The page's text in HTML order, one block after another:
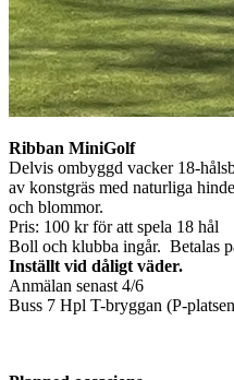
Ribban MiniGolf
Delvis ombyggd vacker 18-
av konstgräs med naturliga
och blommor.
Pris: 100 kr för att spela 18 hål
Boll och klubba ingår. Betalas
Inställt vid dåligt väder.
Anmälan senast 4/6
Buss 7 Hpl T-bryggan (P-